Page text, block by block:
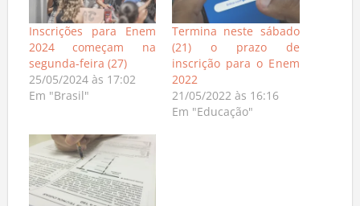
Inscrições para Enem
2024 começam na
segunda-feira (27)
25/05/2024 às 17:02
Em "Brasil"
Termina neste sábado
(21) o prazo de
inscrição para o Enem
2022
21/05/2022 às 16:16
Em "Educação"